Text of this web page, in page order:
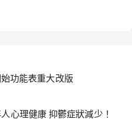
功能表重大改版
心理健康 抑鬱症狀減少！